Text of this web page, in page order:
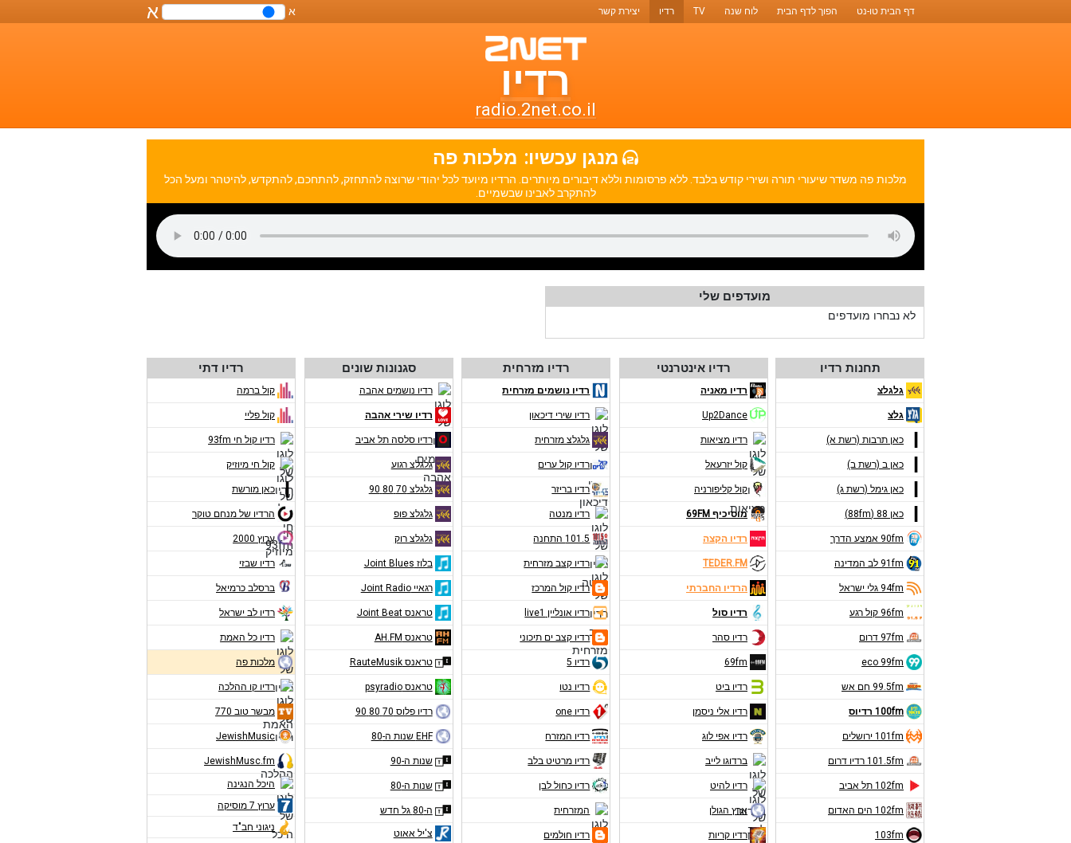
דף הבית טו-נט הפוך לדף הבית לוח שנה TV רדיו יצירת קשר
שליטה
א א
רדיו
טו-נט
רדיו
radio.2net.co.il
תחנות
רדיו
ואתרי
מוזיקה
מנגן עכשיו: מלכות פה
מלכות פה משדר שיעורי תורה ושירי קודש בלבד. ללא פרסומות וללא דיבורים מיותרים. הרדיו מיועד לכל יהודי שרוצה להתחזק, להתחכם, להתקדש, להיטהר ומעל הכל
להתקרב לאבינו שבשמיים.
מועדפים שלי
לא נבחרו מועדפים
תחנות רדיו
גלגלצ
גלצ
כאן תרבות (רשת א)
כאן ב (רשת ב)
כאן גימל (רשת ג)
כאן 88 (88fm)
90fm אמצע הדרך
91fm לב המדינה
94fm גלי ישראל
96fm קול רגע
97fm דרום
eco 99fm
99.5fm חם אש
100fm רדיוס
101fm ירושלים
101.5fm רדיו דרום
102fm תל אביב
102fm הים האדום
103fm
רדיו אינטרנטי
רדיו מאניה
Up2Dance
רדיו מציאות
קול יזרעאל
קול קליפורניה
מוסיכיף 69FM
רדיו הקצה
TEDER.FM
הרדיו החברתי
רדיו סול
רדיו סהר
69fm
רדיו ביט
רדיו אלי ניסמן
רדיו אפי לוג
ברדוגו לייב
רדיו להיט
ארץ הגולן
רדיו קריות
רדיו מזרחית
רדיו נושמים מזרחית
רדיו שירי דיכאון
גלגלצ מזרחית
רדיו קול ערים
רדיו בריזר
רדיו מנטה
101.5 התחנה
רדיו קצב מזרחית
רדיו קול המרכז
רדיו אונליין live1
רדיו קצב ים תיכוני
רדיו 5
רדיו נטו
רדיו one
רדיו המזרח
רדיו מרטיט בלב
רדיו כחול לבן
המזרחית
רדיו חולמים
סגנונות שונים
רדיו נושמים אהבה
רדיו שירי אהבה
רדיו סלסה תל אביב
גלגלצ רגוע
גלגלצ 70 80 90
גלגלצ פופ
גלגלצ רוק
בלוז Joint Blues
רגאיי Joint Radio
טראנס Joint Beat
טראנס AH.FM
טראנס RauteMusik
טראנס psyradio
רדיו פלוס 70 80 90
EHF שנות ה-80
שנות ה-90
שנות ה-80
ה-80 גל חדש
צ'יל אאוט
רדיו דתי
קול ברמה
קול פליי
רדיו קול חי 93fm
קול חי מיוזיק
כאן מורשת
הרדיו של מנחם טוקר
ערוץ 2000
רדיו שבזי
ברסלב כרמיאל
רדיו לב ישראל
רדיו כל האמת
מלכות פה
רדיו קו ההלכה
מבשר טוב 770
JewishMusic
JewishMusc.fm
היכל הנגינה
ערוץ 7 מוסיקה
ניגוני חב"ד